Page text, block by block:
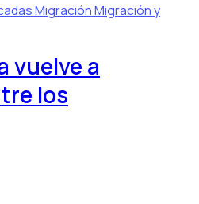
MigraciónMigración y
vuelve a
los